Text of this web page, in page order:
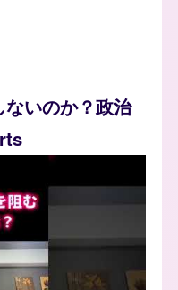
いのか？政治